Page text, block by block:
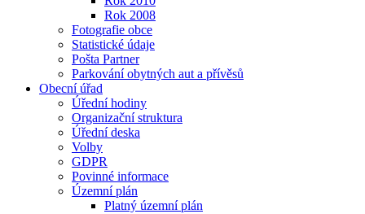
Rok 2008
Fotografie obce
Statistické údaje
Pošta Partner
Parkování obytných aut a přívěsů
Obecní úřad
Úřední hodiny
Organizační struktura
Úřední deska
Volby
GDPR
Povinné informace
Územní plán
Platný územní plán